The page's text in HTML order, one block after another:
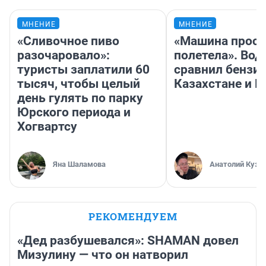
МНЕНИЕ
«Сливочное пиво
разочаровало»:
туристы заплатили 60
тысяч, чтобы целый
день гулять по парку
Юрского периода и
Хогвартсу
Яна Шаламова
МНЕНИЕ
«Машина
полетела».
сравнил
Казахстане и
Анатолий
РЕКОМЕНДУЕМ
«Дед разбушевался»: SHAMAN довел
Мизулину — что он натворил